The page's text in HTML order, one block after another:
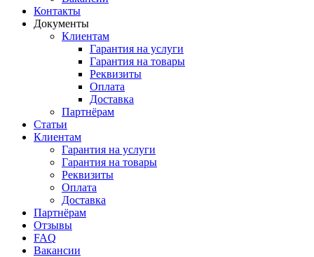
Контакты
Документы
Клиентам
Гарантия на услуги
Гарантия на товары
Реквизиты
Оплата
Доставка
Партнёрам
Статьи
Клиентам
Гарантия на услуги
Гарантия на товары
Реквизиты
Оплата
Доставка
Партнёрам
Отзывы
FAQ
Вакансии